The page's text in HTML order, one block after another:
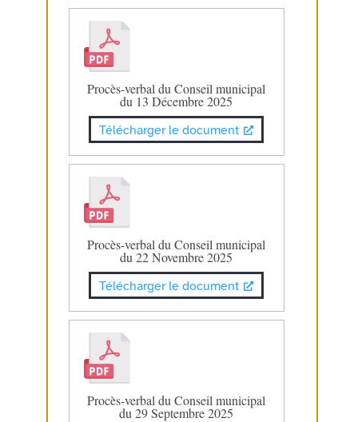
Procès-verbal du Conseil municipal
du 13 Décembre 2025
Télécharger le document
Procès-verbal du Conseil municipal
du 22 Novembre 2025
Télécharger le document
Procès-verbal du Conseil municipal
du 29 Septembre 2025